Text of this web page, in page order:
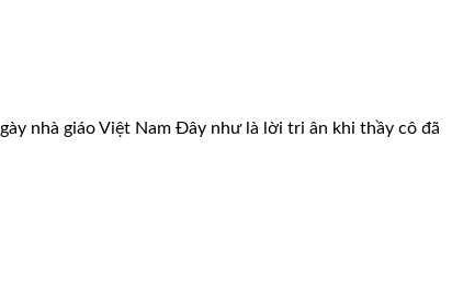
nhà giáo Việt Nam Đây như là lời tri ân khi thầy cô đã